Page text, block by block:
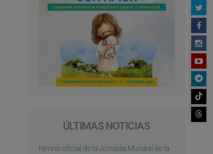
ÚLTIMAS NOTICIAS
Himno oficial de la Jornada Mundial de la